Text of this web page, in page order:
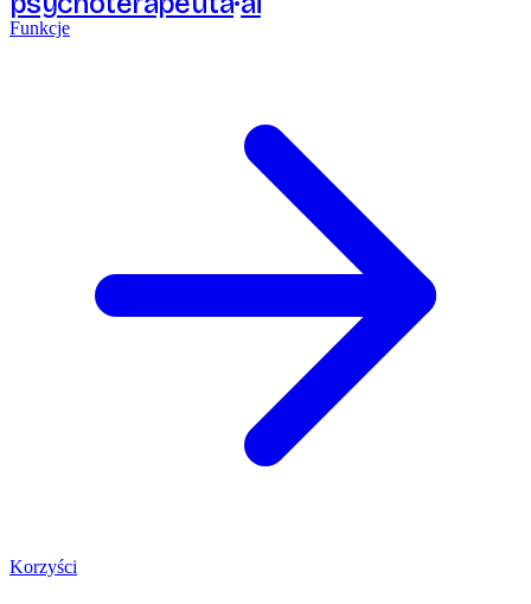
Funkcje
Korzyści